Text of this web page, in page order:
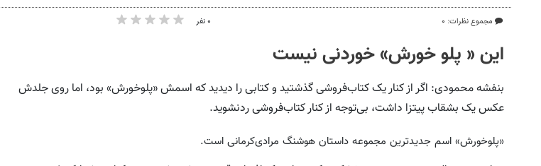
مجموع نظرات: ۰ ۰ نفر
این « پلو خورش» خوردنی نیست
بنفشه محمودی: اگر از کنار یک کتاب‌فروشی گذشتید و کتابی را دیدید که اسمش «پلوخورش» بود، اما روی جلدش
عکس یک بشقاب پیتزا داشت، بی‌توجه از کنار کتاب‌فروشی رد‌نشوید.
«پلوخورش» اسم جدیدترین مجموعه داستان هوشنگ مرادی‌کرمانی است.